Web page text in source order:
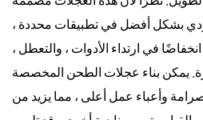
بشكل أفضل في تطبيقات محددة ،
في ارتداء الأدوات ، والتعطل ،
يمكن بناء عجلات الطحن المخصصة
وأعباء عمل أعلى ، مما يزيد من